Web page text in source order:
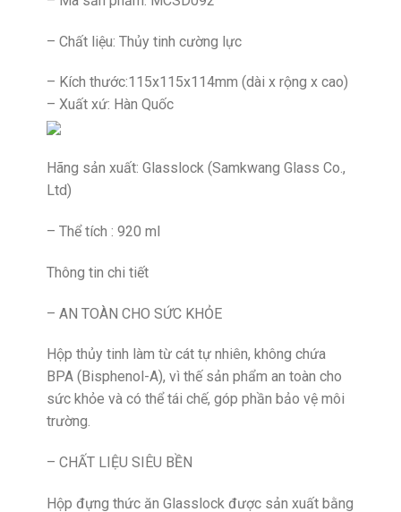
– Chất liệu: Thủy tinh cường lực
– Kích thước:115x115x114mm (dài x rộng x cao)
– Xuất xứ: Hàn Quốc
Hãng sản xuất: Glasslock (Samkwang Glass Co.,
Ltd)
– Thể tích : 920 ml
Thông tin chi tiết
– AN TOÀN CHO SỨC KHỎE
Hộp thủy tinh làm từ cát tự nhiên, không chứa
BPA (Bisphenol-A), vì thế sản phẩm an toàn cho
sức khỏe và có thể tái chế, góp phần bảo vệ môi
trường.
– CHẤT LIỆU SIÊU BỀN
Hộp đựng thức ăn Glasslock được sản xuất bằng